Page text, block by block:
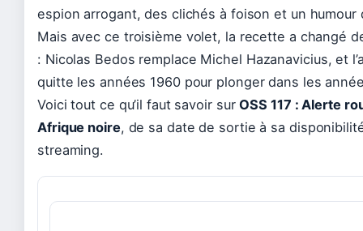
espion arrogant, des clichés à foison et un humour
Mais avec ce troisième volet, la recette a changé
: Nicolas Bedos remplace Michel Hazanavicius, et
quitte les années 1960 pour plonger dans les
Voici tout ce qu’il faut savoir surOSS 117 : Alerte
Afrique noire, de sa date de sortie à sa
streaming.